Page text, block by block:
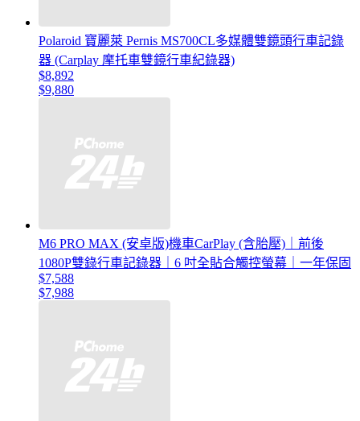
Polaroid 寶麗萊 Pernis MS700CL多媒體雙鏡頭行車記錄
器 (Carplay 摩托車雙鏡行車紀錄器)
$8,892
$9,880
M6 PRO MAX (安卓版)機車CarPlay (含胎壓)｜前後
1080P雙錄行車記錄器｜6 吋全貼合觸控螢幕｜一年保固
$7,588
$7,988